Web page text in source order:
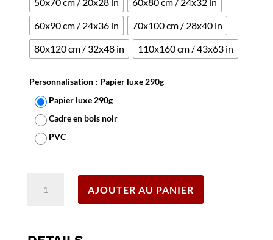
60x90 cm / 24x36 in
70x100 cm / 28x40 in
80x120 cm / 32x48 in
110x160 cm / 43x63 in
Personnalisation : Papier luxe 290g
Papier luxe 290g
Cadre en bois noir
PVC
Train
AJOUTER AU PANIER